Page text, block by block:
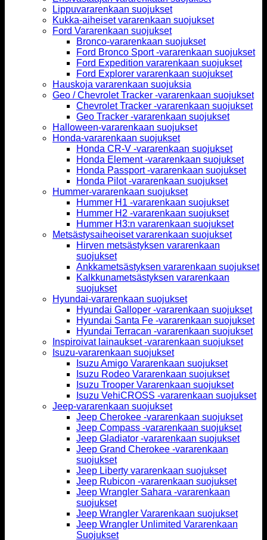
Lippuvararenkaan suojukset
Kukka-aiheiset vararenkaan suojukset
Ford Vararenkaan suojukset
Bronco-vararenkaan suojukset
Ford Bronco Sport -vararenkaan suojukset
Ford Expedition vararenkaan suojukset
Ford Explorer vararenkaan suojukset
Hauskoja vararenkaan suojuksia
Geo / Chevrolet Tracker -vararenkaan suojukset
Chevrolet Tracker -vararenkaan suojukset
Geo Tracker -vararenkaan suojukset
Halloween-vararenkaan suojukset
Honda-vararenkaan suojukset
Honda CR-V -vararenkaan suojukset
Honda Element -vararenkaan suojukset
Honda Passport -vararenkaan suojukset
Honda Pilot -vararenkaan suojukset
Hummer-vararenkaan suojukset
Hummer H1 -vararenkaan suojukset
Hummer H2 -vararenkaan suojukset
Hummer H3:n vararenkaan suojukset
Metsästysaiheoiset vararenkaan suojukset
Hirven metsästyksen vararenkaan
suojukset
Ankkametsästyksen vararenkaan suojukset
Kalkkunametsästyksen vararenkaan
suojukset
Hyundai-vararenkaan suojukset
Hyundai Galloper -vararenkaan suojukset
Hyundai Santa Fe -vararenkaan suojukset
Hyundai Terracan -vararenkaan suojukset
Inspiroivat lainaukset -vararenkaan suojukset
Isuzu-vararenkaan suojukset
Isuzu Amigo Vararenkaan suojukset
Isuzu Rodeo Vararenkaan suojukset
Isuzu Trooper Vararenkaan suojukset
Isuzu VehiCROSS -vararenkaan suojukset
Jeep-vararenkaan suojukset
Jeep Cherokee -vararenkaan suojukset
Jeep Compass -vararenkaan suojukset
Jeep Gladiator -vararenkaan suojukset
Jeep Grand Cherokee -vararenkaan
suojukset
Jeep Liberty vararenkaan suojukset
Jeep Rubicon -vararenkaan suojukset
Jeep Wrangler Sahara -vararenkaan
suojukset
Jeep Wrangler Vararenkaan suojukset
Jeep Wrangler Unlimited Vararenkaan
Suojukset